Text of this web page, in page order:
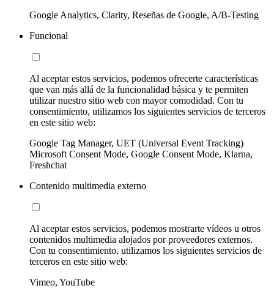
Google Analytics, Clarity, Reseñas de Google, A/B-Testing
Funcional
Al aceptar estos servicios, podemos ofrecerte características
que van más allá de la funcionalidad básica y te permiten
utilizar nuestro sitio web con mayor comodidad. Con tu
consentimiento, utilizamos los siguientes servicios de terceros
en este sitio web:
Google Tag Manager, UET (Universal Event Tracking)
Microsoft Consent Mode, Google Consent Mode, Klarna,
Freshchat
Contenido multimedia externo
Al aceptar estos servicios, podemos mostrarte vídeos u otros
contenidos multimedia alojados por proveedores externos.
Con tu consentimiento, utilizamos los siguientes servicios de
terceros en este sitio web:
Vimeo, YouTube